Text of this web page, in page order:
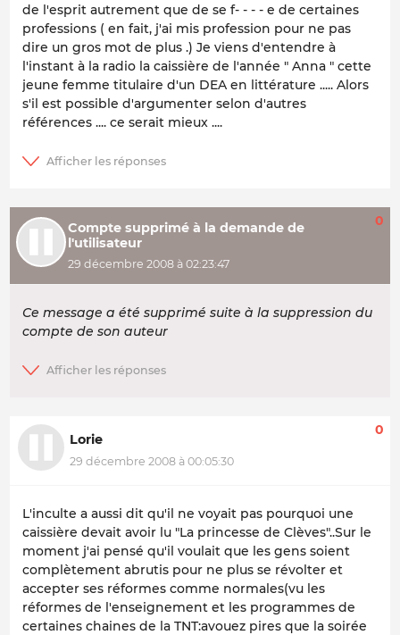
de l'esprit autrement que de se f- - - - e de certaines
professions ( en fait, j'ai mis profession pour ne pas
dire un gros mot de plus .) Je viens d'entendre à
l'instant à la radio la caissière de l'année " Anna " cette
jeune femme titulaire d'un DEA en littérature ..... Alors
s'il est possible d'argumenter selon d'autres
références .... ce serait mieux ....
Compte supprimé à la demande de
l'utilisateur
29 décembre 2008 à 02:23:47
0
Ce message a été supprimé suite à la suppression du
compte de son auteur
Lorie
29 décembre 2008 à 00:05:30
0
L'inculte a aussi dit qu'il ne voyait pas pourquoi une
caissière devait avoir lu "La princesse de Clèves"..Sur le
moment j'ai pensé qu'il voulait que les gens soient
complètement abrutis pour ne plus se révolter et
accepter ses réformes comme normales(vu les
réformes de l'enseignement et les programmes de
certaines chaines de la TNT:avouez pires que la soirée